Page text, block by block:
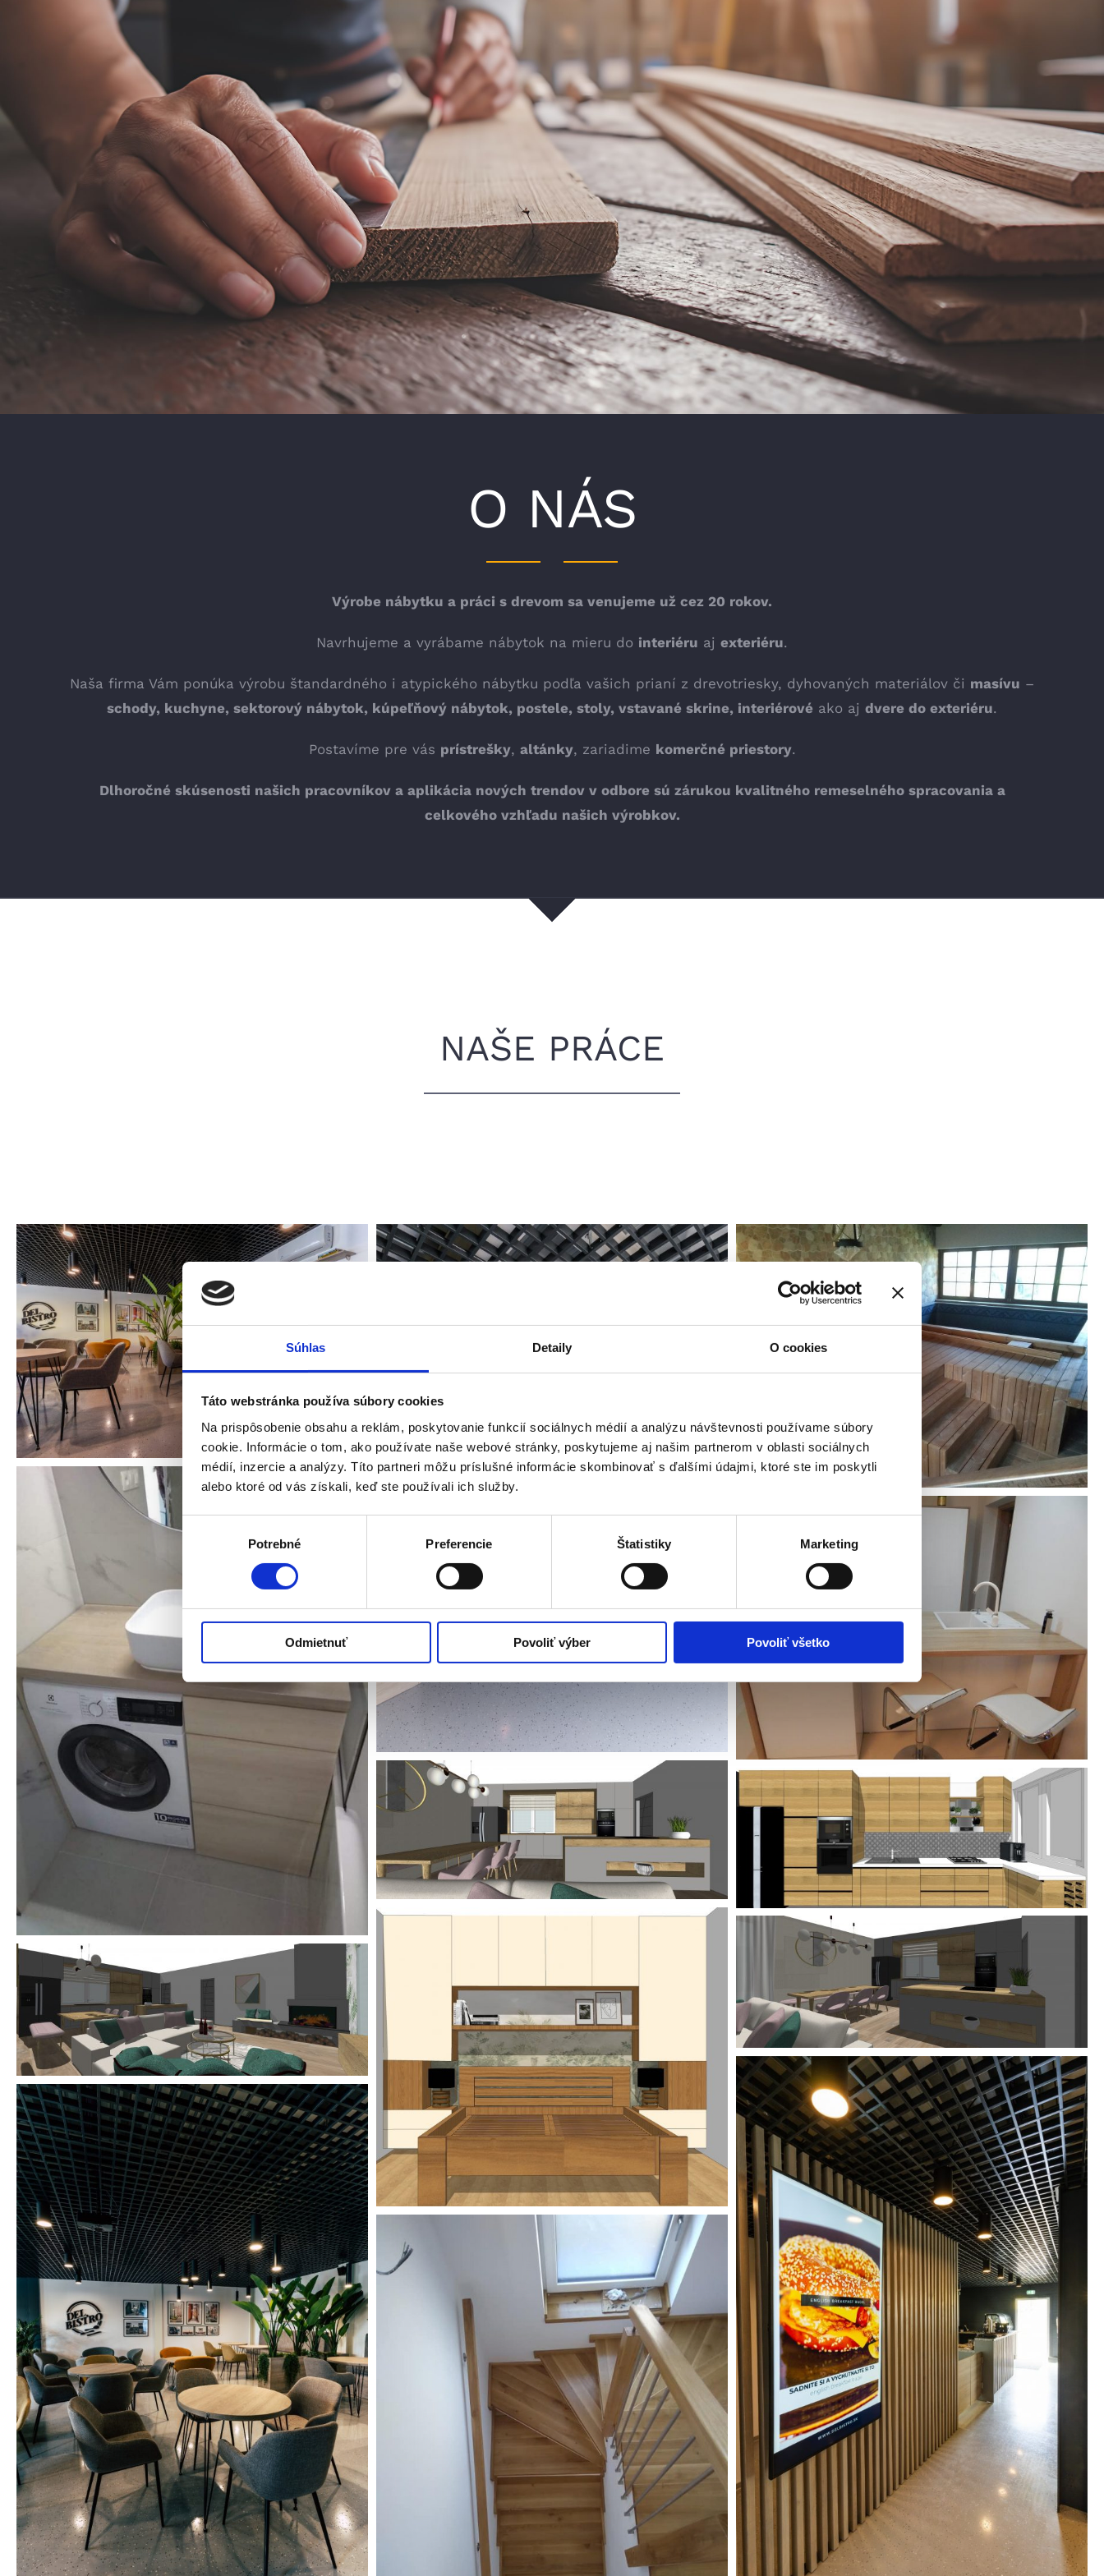
Súhlas Detaily O cookies
Táto webstránka používa súbory cookies
Na prispôsobenie obsahu a reklám, poskytovanie funkcií sociálnych médií a analýzu návštevnosti používame súbory
cookie. Informácie o tom, ako používate naše webové stránky, poskytujeme aj našim partnerom v oblasti sociálnych
médií, inzercie a analýzy. Títo partneri môžu príslušné informácie skombinovať s ďalšími údajmi, ktoré ste im poskytli
alebo ktoré od vás získali, keď ste používali ich služby.
Potrebné Preferencie Štatistiky Marketing
Odmietnuť Povoliť výber Povoliť všetko
O NÁS
Výrobe nábytku a práci s drevom sa venujeme už cez 20 rokov.
Navrhujeme a vyrábame nábytok na mieru do interiéru aj exteriéru.
Naša firma Vám ponúka výrobu štandardného i atypického nábytku podľa vašich prianí z drevotriesky, dyhovaných materiálov či masívu –
schody, kuchyne, sektorový nábytok, kúpeľňový nábytok, postele, stoly, vstavané skrine, interiérové ako aj dvere do exteriéru.
Postavíme pre vás prístrešky, altánky, zariadime komerčné priestory.
Dlhoročné skúsenosti našich pracovníkov a aplikácia nových trendov v odbore sú zárukou kvalitného remeselného spracovania a
celkového vzhľadu našich výrobkov.
NAŠE PRÁCE